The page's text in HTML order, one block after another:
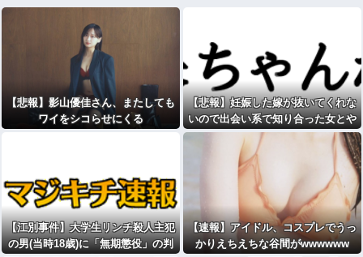
【悲報】影山優佳さん、またしても
ワイをシコらせにくる
【悲報】妊娠した嫁が抜いてくれな
いので出会い系で知り合った女とや
ったwwww
【江別事件】大学生リンチ殺人主犯
の男(当時18歳)に「無期懲役」の判
【速報】アイドル、コスプレでうっ
かりえちえちな谷間がwwwwww